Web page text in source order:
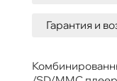
Гарантия и